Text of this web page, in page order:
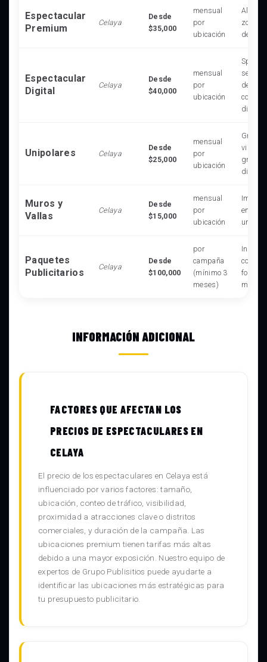
Espectacular
Premium
Celaya
Desde
$35,000
mensual
por
ubicación
Alta
zonas
de alto
Espectacular
Digital
Celaya
Desde
$40,000
mensual
por
ubicación
Spot
de 64
Unipolares Celaya
Desde
$25,000
mensual
por
ubicación
Gran
Muros y
Vallas
Celaya
Desde
$15,000
mensual
por
ubicación
en
Paquetes
Publicitarios
Celaya
Desde
$100,000
por
campaña
(mínimo 3
meses)
Incluye
INFORMACIÓN ADICIONAL
FACTORES QUE AFECTAN LOS
PRECIOS DE ESPECTACULARES EN
CELAYA
El precio de los espectaculares en Celaya está
influenciado por varios factores: tamaño,
ubicación, conteo de tráfico, visibilidad,
proximidad a atracciones clave o distritos
comerciales, y duración de la campaña. Las
ubicaciones premium tienen tarifas más altas
debido a una mayor exposición. Nuestro equipo de
expertos de Grupo Publisitios puede ayudarte a
identificar las ubicaciones más estratégicas para
tu presupuesto publicitario.